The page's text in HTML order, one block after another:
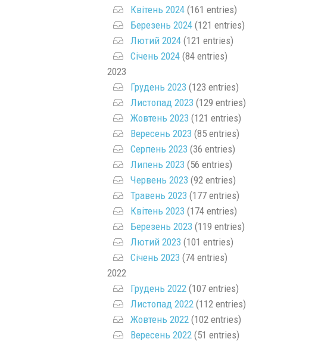
Квітень 2024(161 entries)
Березень 2024(121 entries)
Лютий 2024(121 entries)
Січень 2024(84 entries)
2023
Грудень 2023 (123 entries)
Листопад 2023 (129 entries)
Жовтень 2023 (121 entries)
Вересень 2023 (85 entries)
Серпень 2023 (36 entries)
Липень 2023 (56 entries)
Червень 2023 (92 entries)
Травень 2023 (177 entries)
Квітень 2023 (174 entries)
Березень 2023 (119 entries)
Лютий 2023 (101 entries)
Січень 2023 (74 entries)
2022
Грудень 2022(107 entries)
Листопад 2022(112 entries)
Жовтень 2022(102 entries)
Вересень 2022(51 entries)